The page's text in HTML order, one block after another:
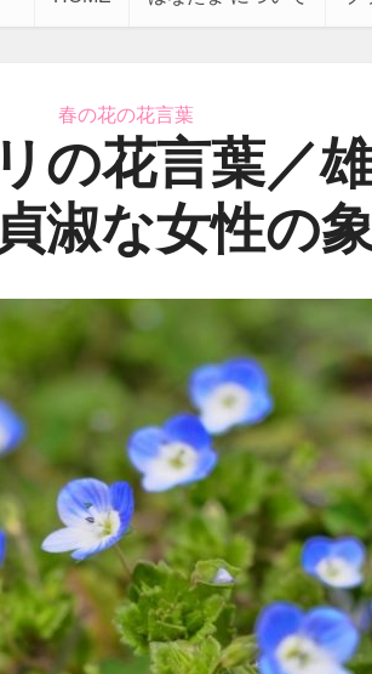
春の花の花言葉
の花言葉／
淑な女性の